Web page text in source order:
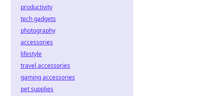
productivity
tech gadgets
photography
accessories
lifestyle
travel accessories
gaming accessories
pet supplies